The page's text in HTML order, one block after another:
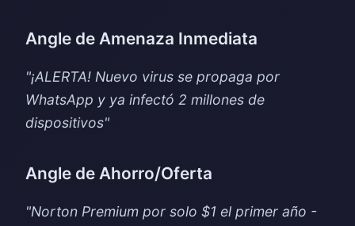
Angle de Amenaza Inmediata
"¡ALERTA! Nuevo virus se propaga por
WhatsApp y ya infectó 2 millones de
dispositivos"
Angle de Ahorro/Oferta
"Norton Premium por solo $1 el primer año -